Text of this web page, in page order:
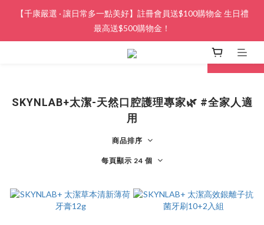
【千康嚴選 · 讓日常多一點美好】註冊會員送$100購物金 生日禮
最高送$500購物金！
prev next
SKYNLAB+太潔-天然口腔護理專家🌿 #全家人適
用
商品排序
每頁顯示 24 個